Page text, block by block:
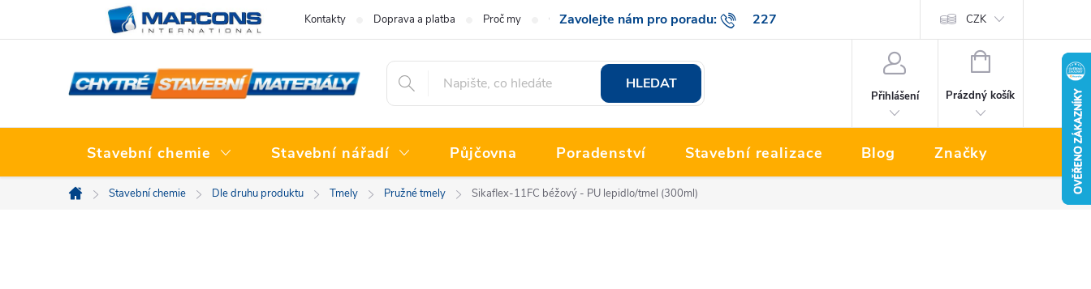
227
777 222
Kontakty Doprava a platba Proč my O nás Hodnocení obchodu Prodávané značky CZK
HLEDAT
Přihlášení
NÁKUPNÍ
Prázdný košík
Stavební chemie Stavební nářadí Půjčovna Poradenství Stavební realizace Blog Značky
Domů
Stavební chemie Dle druhu produktu Tmely Pružné tmely Sikaflex-11FC béžový - PU lepidlo/tmel (300ml)